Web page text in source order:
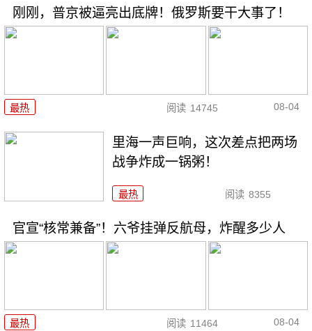
刚刚，普京被逼亮出底牌！俄罗斯要干大事了！
最热 阅读 14745 08-04
里海一声巨响，这次差点把两场
战争炸成一锅粥！
最热 阅读 8355
官宣“核常兼备”！六爷挂弹反航母，炸醒多少人
最热 阅读 11464 08-04